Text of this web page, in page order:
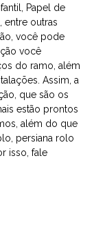
Papel de
entre outras
você pode
você
do ramo, além
Assim, a
que são os
estão prontos
além do que
persiana rolo
isso, fale